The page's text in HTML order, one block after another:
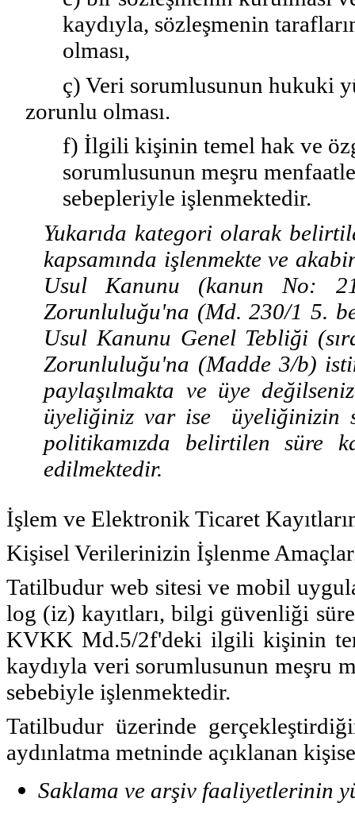
kaydıyla, sözleşmenin
olması,
ç) Veri sorumlusunun hukuki
zorunlu olması.
f) İlgili kişinin temel hak ve
sorumlusunun meşru
sebepleriyle işlenmektedir.
Yukarıda kategori olarak
kapsamında işlenmekte ve
Usul Kanunu (kanun No:
Zorunluluğu'na (Md. 230/1 5.
Usul Kanunu Genel Tebliği
Zorunluluğu'na (Madde 3/b)
paylaşılmakta ve üye
üyeliğiniz var ise üyeliğinizin
politikamızda belirtilen süre
edilmektedir.
İşlem ve Elektronik Ticaret
Kişisel Verilerinizin İşlenme
Tatilbudur web sitesi ve mobil
log (iz) kayıtları, bilgi güvenliği
KVKK Md.5/2f'deki ilgili kişinin
kaydıyla veri sorumlusunun meşru
sebebiyle işlenmektedir.
Tatilbudur üzerinde
aydınlatma metninde açıklanan
Saklama ve arşiv faaliyetlerinin